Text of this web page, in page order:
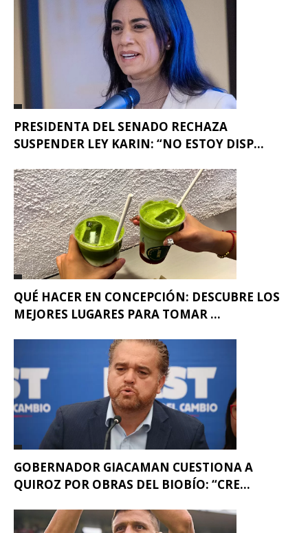
PRESIDENTA DEL SENADO RECHAZA
SUSPENDER LEY KARIN: “NO ESTOY DISP...
QUÉ HACER EN CONCEPCIÓN: DESCUBRE LOS
MEJORES LUGARES PARA TOMAR ...
GOBERNADOR GIACAMAN CUESTIONA A
QUIROZ POR OBRAS DEL BIOBÍO: “CRE...